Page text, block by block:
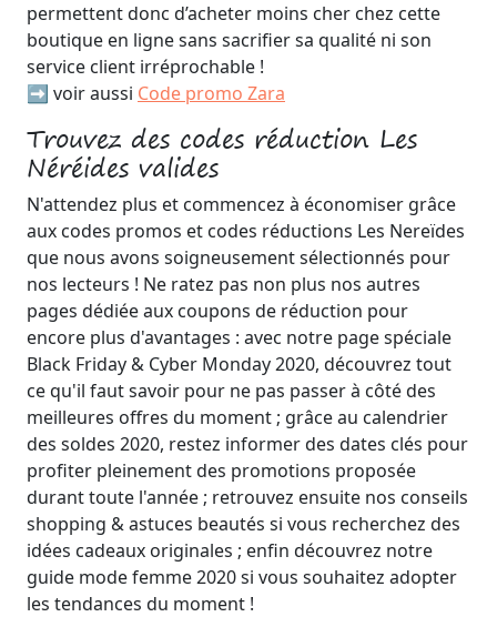
permettent donc d’acheter moins cher chez cette
boutique en ligne sans sacrifier sa qualité ni son
service client irréprochable !
➡️ voir aussi Code promo Zara
Trouvez des codes réduction Les
Néréides valides
N'attendez plus et commencez à économiser grâce
aux codes promos et codes réductions Les Nereïdes
que nous avons soigneusement sélectionnés pour
nos lecteurs ! Ne ratez pas non plus nos autres
pages dédiée aux coupons de réduction pour
encore plus d'avantages : avec notre page spéciale
Black Friday & Cyber Monday 2020, découvrez tout
ce qu'il faut savoir pour ne pas passer à côté des
meilleures offres du moment ; grâce au calendrier
des soldes 2020, restez informer des dates clés pour
profiter pleinement des promotions proposée
durant toute l'année ; retrouvez ensuite nos conseils
shopping & astuces beautés si vous recherchez des
idées cadeaux originales ; enfin découvrez notre
guide mode femme 2020 si vous souhaitez adopter
les tendances du moment !